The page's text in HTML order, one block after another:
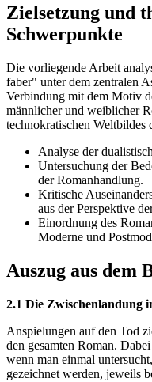
Zielsetzung und
Schwerpunkte
Die vorliegende Arbeit
faber" unter dem zentralen
Verbindung mit dem Motiv
männlicher und weiblicher
technokratischen
Analyse der
Untersuchung der
der Romanhandlung.
Kritische
aus der Perspektive
Einordnung des
Moderne und
Auszug aus dem
2.1 Die Zwischenlandung
Anspielungen auf den Tod
den gesamten Roman.
wenn man einmal
gezeichnet werden, jeweils